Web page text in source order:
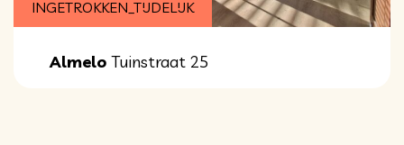
INGETROKKEN_TIJDELIJK
Almelo Tuinstraat 25